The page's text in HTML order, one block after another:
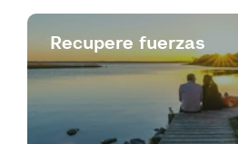
Recupere fuerzas